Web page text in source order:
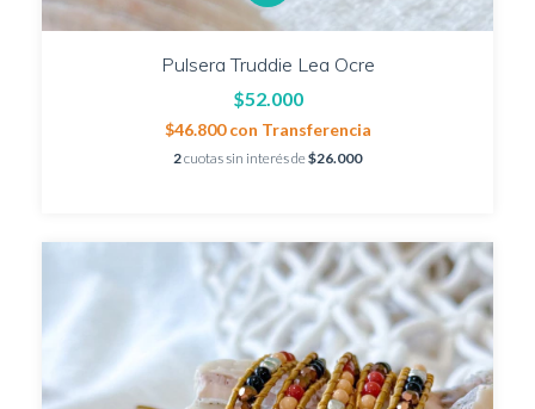
Pulsera Truddie Lea Ocre
$52.000
$46.800con Transferencia
2cuotas sin interés de$26.000